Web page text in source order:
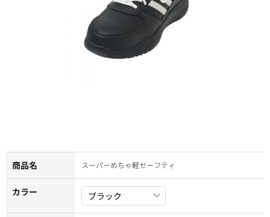
商品名 スーパーめちゃ軽セーフティ
カラー